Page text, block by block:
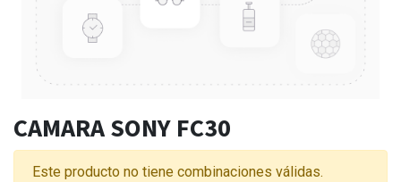
CAMARA SONY FC30
Este producto no tiene combinaciones válidas.